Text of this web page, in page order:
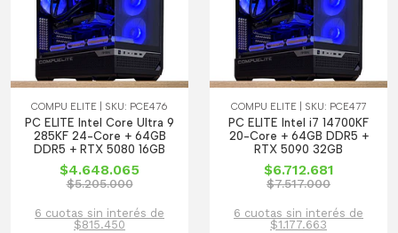
COMPU ELITE | SKU: PCE476
PC ELITE Intel Core Ultra 9
285KF 24-Core + 64GB
DDR5 + RTX 5080 16GB
$4.648.065
$5.205.000
6 cuotas sin interés de
$815.450
COMPU ELITE | SKU: PCE477
PC ELITE Intel i7 14700KF
20-Core + 64GB DDR5 +
RTX 5090 32GB
$6.712.681
$7.517.000
6 cuotas sin interés de
$1.177.663